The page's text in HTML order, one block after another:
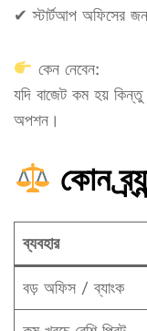
✔ স্টার্টআপ অফিসের
কেন নেবেন:
যদি বাজেট কম হয়
অপশন।
কোন
ব্যবহার
বড় অফিস / ব্যাংক